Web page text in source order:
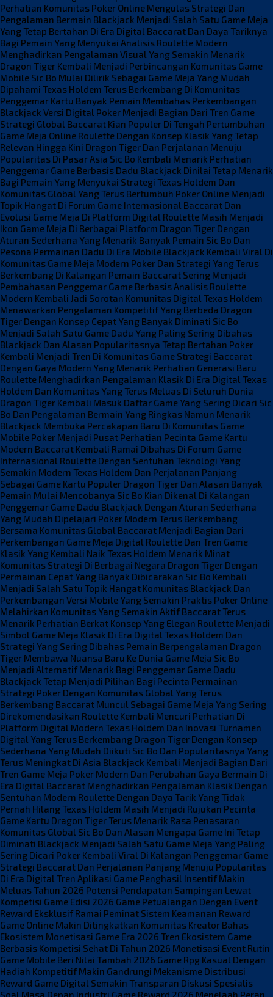
Perhatian Komunitas Poker Online Mengulas Strategi Dan
Pengalaman Bermain Blackjack Menjadi Salah Satu Game Meja
Yang Tetap Bertahan Di Era Digital Baccarat Dan Daya Tariknya
Bagi Pemain Yang Menyukai Analisis Roulette Modern
Menghadirkan Pengalaman Visual Yang Semakin Menarik
Dragon Tiger Kembali Menjadi Perbincangan Komunitas Game
Mobile Sic Bo Mulai Dilirik Sebagai Game Meja Yang Mudah
Dipahami Texas Holdem Terus Berkembang Di Komunitas
Penggemar Kartu Banyak Pemain Membahas Perkembangan
Blackjack Versi Digital Poker Menjadi Bagian Dari Tren Game
Strategi Global Baccarat Kian Populer Di Tengah Pertumbuhan
Game Meja Online Roulette Dengan Konsep Klasik Yang Tetap
Relevan Hingga Kini Dragon Tiger Dan Perjalanan Menuju
Popularitas Di Pasar Asia Sic Bo Kembali Menarik Perhatian
Penggemar Game Berbasis Dadu Blackjack Dinilai Tetap Menarik
Bagi Pemain Yang Menyukai Strategi Texas Holdem Dan
Komunitas Global Yang Terus Bertumbuh Poker Online Menjadi
Topik Hangat Di Forum Game Internasional Baccarat Dan
Evolusi Game Meja Di Platform Digital Roulette Masih Menjadi
Ikon Game Meja Di Berbagai Platform Dragon Tiger Dengan
Aturan Sederhana Yang Menarik Banyak Pemain Sic Bo Dan
Pesona Permainan Dadu Di Era Mobile Blackjack Kembali Viral Di
Komunitas Game Meja Modern Poker Dan Strategi Yang Terus
Berkembang Di Kalangan Pemain Baccarat Sering Menjadi
Pembahasan Penggemar Game Berbasis Analisis Roulette
Modern Kembali Jadi Sorotan Komunitas Digital Texas Holdem
Menawarkan Pengalaman Kompetitif Yang Berbeda Dragon
Tiger Dengan Konsep Cepat Yang Banyak Diminati Sic Bo
Menjadi Salah Satu Game Dadu Yang Paling Sering Dibahas
Blackjack Dan Alasan Popularitasnya Tetap Bertahan Poker
Kembali Menjadi Tren Di Komunitas Game Strategi Baccarat
Dengan Gaya Modern Yang Menarik Perhatian Generasi Baru
Roulette Menghadirkan Pengalaman Klasik Di Era Digital Texas
Holdem Dan Komunitas Yang Terus Meluas Di Seluruh Dunia
Dragon Tiger Kembali Masuk Daftar Game Yang Sering Dicari Sic
Bo Dan Pengalaman Bermain Yang Ringkas Namun Menarik
Blackjack Membuka Percakapan Baru Di Komunitas Game
Mobile Poker Menjadi Pusat Perhatian Pecinta Game Kartu
Modern Baccarat Kembali Ramai Dibahas Di Forum Game
Internasional Roulette Dengan Sentuhan Teknologi Yang
Semakin Modern Texas Holdem Dan Perjalanan Panjang
Sebagai Game Kartu Populer Dragon Tiger Dan Alasan Banyak
Pemain Mulai Mencobanya Sic Bo Kian Dikenal Di Kalangan
Penggemar Game Dadu Blackjack Dengan Aturan Sederhana
Yang Mudah Dipelajari Poker Modern Terus Berkembang
Bersama Komunitas Global Baccarat Menjadi Bagian Dari
Perkembangan Game Meja Digital Roulette Dan Tren Game
Klasik Yang Kembali Naik Texas Holdem Menarik Minat
Komunitas Strategi Di Berbagai Negara Dragon Tiger Dengan
Permainan Cepat Yang Banyak Dibicarakan Sic Bo Kembali
Menjadi Salah Satu Topik Hangat Komunitas Blackjack Dan
Perkembangan Versi Mobile Yang Semakin Praktis Poker Online
Melahirkan Komunitas Yang Semakin Aktif Baccarat Terus
Menarik Perhatian Berkat Konsep Yang Elegan Roulette Menjadi
Simbol Game Meja Klasik Di Era Digital Texas Holdem Dan
Strategi Yang Sering Dibahas Pemain Berpengalaman Dragon
Tiger Membawa Nuansa Baru Ke Dunia Game Meja Sic Bo
Menjadi Alternatif Menarik Bagi Penggemar Game Dadu
Blackjack Tetap Menjadi Pilihan Bagi Pecinta Permainan
Strategi Poker Dengan Komunitas Global Yang Terus
Berkembang Baccarat Muncul Sebagai Game Meja Yang Sering
Direkomendasikan Roulette Kembali Mencuri Perhatian Di
Platform Digital Modern Texas Holdem Dan Inovasi Turnamen
Digital Yang Terus Berkembang Dragon Tiger Dengan Konsep
Sederhana Yang Mudah Diikuti Sic Bo Dan Popularitasnya Yang
Terus Meningkat Di Asia Blackjack Kembali Menjadi Bagian Dari
Tren Game Meja Poker Modern Dan Perubahan Gaya Bermain Di
Era Digital Baccarat Menghadirkan Pengalaman Klasik Dengan
Sentuhan Modern Roulette Dengan Daya Tarik Yang Tidak
Pernah HilangTexas Holdem Masih Menjadi Rujukan Pecinta
Game Kartu Dragon Tiger Terus Menarik Rasa Penasaran
Komunitas Global Sic Bo Dan Alasan Mengapa Game Ini Tetap
Diminati Blackjack Menjadi Salah Satu Game Meja Yang Paling
Sering Dicari Poker Kembali Viral Di Kalangan Penggemar Game
Strategi Baccarat Dan Perjalanan Panjang Menuju Popularitas
Di Era Digital Tren Aplikasi Game Penghasil Insentif Makin
Meluas Tahun 2026 Potensi Pendapatan Sampingan Lewat
Kompetisi Game Edisi 2026 Game Petualangan Dengan Event
Reward Eksklusif Ramai Peminat Sistem Keamanan Reward
Game Online Makin Ditingkatkan Komunitas Kreator Bahas
Ekosistem Monetisasi Game Era 2026 Tren Ekosistem Game
Berbasis Kompetisi Sehat Di Tahun 2026 Monetisasi Event Rutin
Game Mobile Beri Nilai Tambah 2026 Game Rpg Kasual Dengan
Hadiah Kompetitif Makin Gandrungi Mekanisme Distribusi
Reward Game Digital Semakin Transparan Diskusi Spesialis
Soal Masa Depan Industri Game Reward 2026 Menelaah Peran